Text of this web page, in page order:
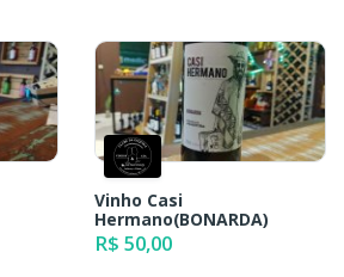
Vinho Casi
Hermano(BONARDA)
R$ 50,00